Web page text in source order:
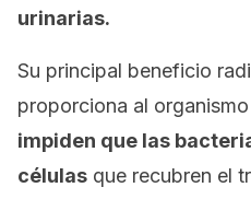
urinarias.
Su principal beneficio
proporciona al organismo
impiden que las
células que recubren el